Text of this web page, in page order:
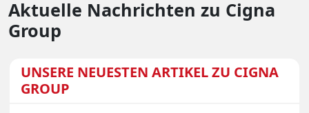
Aktuelle Nachrichten zu Cigna
Group
UNSERE NEUESTEN ARTIKEL ZU CIGNA
GROUP